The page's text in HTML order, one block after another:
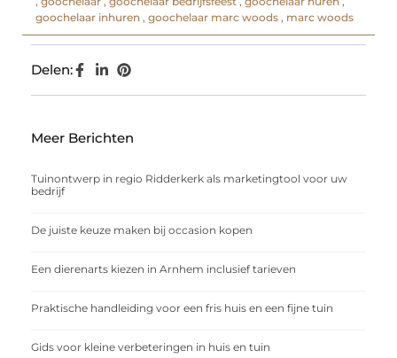
goochelaar inhuren , goochelaar marc woods , marc woods
Delen:
Meer Berichten
Tuinontwerp in regio Ridderkerk als marketingtool voor uw
bedrijf
De juiste keuze maken bij occasion kopen
Een dierenarts kiezen in Arnhem inclusief tarieven
Praktische handleiding voor een fris huis en een fijne tuin
Gids voor kleine verbeteringen in huis en tuin